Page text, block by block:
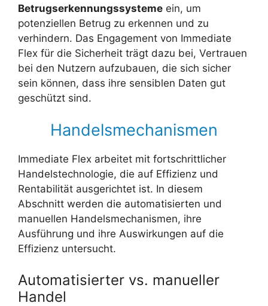
Betrugserkennungssysteme ein, um
potenziellen Betrug zu erkennen und zu
verhindern. Das Engagement von Immediate
Flex für die Sicherheit trägt dazu bei, Vertrauen
bei den Nutzern aufzubauen, die sich sicher
sein können, dass ihre sensiblen Daten gut
geschützt sind.
Handelsmechanismen
Immediate Flex arbeitet mit fortschrittlicher
Handelstechnologie, die auf Effizienz und
Rentabilität ausgerichtet ist. In diesem
Abschnitt werden die automatisierten und
manuellen Handelsmechanismen, ihre
Ausführung und ihre Auswirkungen auf die
Effizienz untersucht.
Automatisierter vs. manueller
Handel